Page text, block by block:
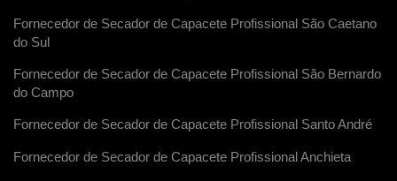
Fornecedor de Secador de Capacete Profissional São Caetano
do Sul
Fornecedor de Secador de Capacete Profissional São Bernardo
do Campo
Fornecedor de Secador de Capacete Profissional Santo André
Fornecedor de Secador de Capacete Profissional Anchieta